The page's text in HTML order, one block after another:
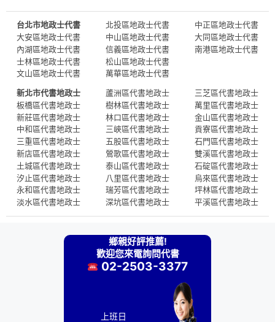
台北市地政士代書
大安區地政士代書
內湖區地政士代書
士林區地政士代書
文山區地政士代書
北投區地政士代書
中山區地政士代書
信義區地政士代書
松山區地政士代書
萬華區地政士代書
中正區地政士代書
大同區地政士代書
南港區地政士代書
新北市代書地政士
板橋區代書地政士
新莊區代書地政士
中和區代書地政士
三重區代書地政士
新店區代書地政士
土城區代書地政士
汐止區代書地政士
永和區代書地政士
淡水區代書地政士
蘆洲區代書地政士
樹林區代書地政士
林口區代書地政士
三峽區代書地政士
五股區代書地政士
鶯歌區代書地政士
泰山區代書地政士
八里區代書地政士
瑞芳區代書地政士
深坑區代書地政士
三芝區代書地政士
萬里區代書地政士
金山區代書地政士
貢寮區代書地政士
石門區代書地政士
雙溪區代書地政士
石碇區代書地政士
烏來區代書地政士
坪林區代書地政士
平溪區代書地政士
鄉親好評推薦!
歡迎您來電詢問代書
02-2503-3377
上班日